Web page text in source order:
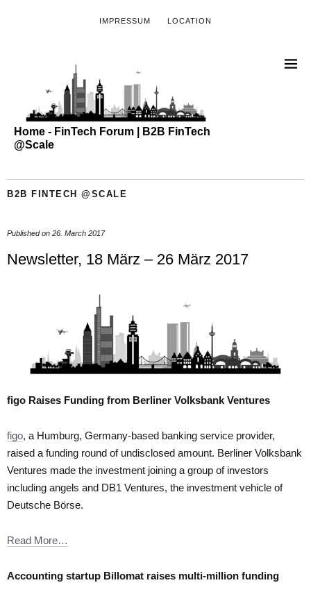
IMPRESSUM LOCATION
Home - FinTech Forum | B2B FinTech
@Scale
B2B FINTECH @SCALE
Published on 26. March 2017
Newsletter, 18 März – 26 März 2017
figo Raises Funding from Berliner Volksbank Ventures
figo, a Humburg, Germany-based banking service provider,
raised a funding round of undisclosed amount. Berliner Volksbank
Ventures made the investment joining a group of investors
including angels and DB1 Ventures, the investment vehicle of
Deutsche Börse.
Read More…
Accounting startup Billomat raises multi-million funding